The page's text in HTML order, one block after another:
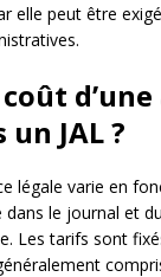
elle peut être
JAL ?
légale varie en
dans le journal et
Les tarifs sont